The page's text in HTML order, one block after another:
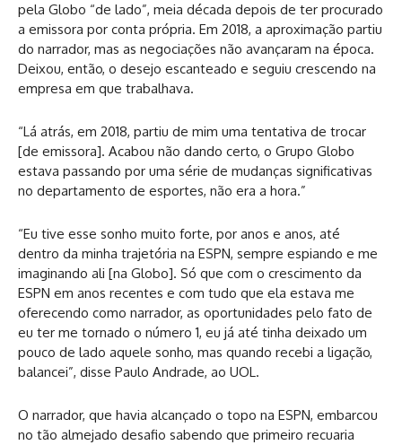
pela Globo “de lado”, meia década depois de ter procurado
a emissora por conta própria. Em 2018, a aproximação partiu
do narrador, mas as negociações não avançaram na época.
Deixou, então, o desejo escanteado e seguiu crescendo na
empresa em que trabalhava.
“Lá atrás, em 2018, partiu de mim uma tentativa de trocar
[de emissora]. Acabou não dando certo, o Grupo Globo
estava passando por uma série de mudanças significativas
no departamento de esportes, não era a hora.”
“Eu tive esse sonho muito forte, por anos e anos, até
dentro da minha trajetória na ESPN, sempre espiando e me
imaginando ali [na Globo]. Só que com o crescimento da
ESPN em anos recentes e com tudo que ela estava me
oferecendo como narrador, as oportunidades pelo fato de
eu ter me tornado o número 1, eu já até tinha deixado um
pouco de lado aquele sonho, mas quando recebi a ligação,
balancei”, disse Paulo Andrade, ao UOL.
O narrador, que havia alcançado o topo na ESPN, embarcou
no tão almejado desafio sabendo que primeiro recuaria